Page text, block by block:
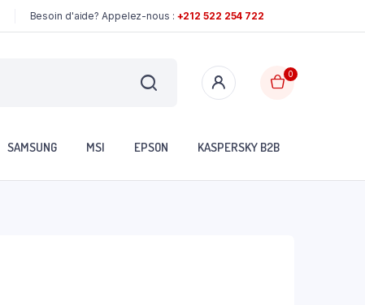
Besoin d'aide? Appelez-nous : +212 522 254 722
0
SAMSUNG MSI EPSON KASPERSKY B2B